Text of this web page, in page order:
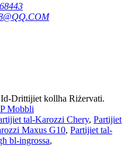
Drittijiet kollha Riżervati.
Mobbli
tal-Karozzi Chery, Partijiet
Maxus G10, Partijiet tal-
bl-ingrossa,